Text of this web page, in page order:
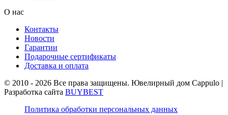
О нас
Контакты
Новости
Гарантии
Подарочные сертификаты
Доставка и оплата
© 2010 - 2026 Все права защищены. Ювелирный дом Cappulo |
Разработка сайта BUYBEST
Политика обработки персональных данных